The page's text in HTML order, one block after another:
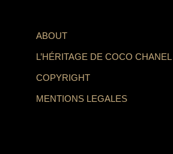
ABOUT
L’HÉRITAGE DE COCO CHANEL
COPYRIGHT
MENTIONS LEGALES